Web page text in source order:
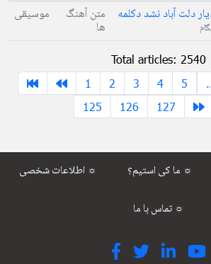
دلت آباد نشد دکلمه متن آهنگ
ها
موسیقی
Total articles: 2540
1
2 3 4 5
125
126 127
اطلاعات شخصی ☼ ما کی استیم؟ ☼
تماس با ما ☼